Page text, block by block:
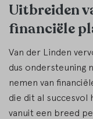
Uitbreiden
financiële
Van der Linden
dus ondersteuning
nemen van
die dit al succesvol
vanuit een breed